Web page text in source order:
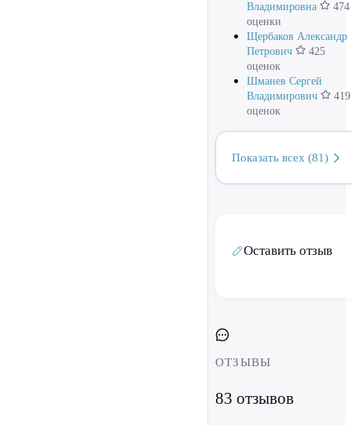
Владимировна
474
оценки
Щербаков Александр
Петрович
425
оценок
Шманев Сергей
Владимирович
419
оценок
Показать всех (81)
Оставить отзыв
ОТЗЫВЫ
83 отзывов